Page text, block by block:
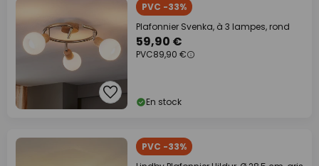
PVC -33%
Plafonnier Svenka, à 3 lampes, rond
59,90 €
PVC89,90 €
En stock
PVC -33%